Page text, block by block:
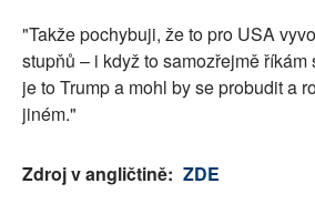
"Takže pochybuji, že to pro USA
stupňů – i když to samozřejmě
je to Trump a mohl by se probudit a
jiném."
Zdroj v angličtině: ZDE